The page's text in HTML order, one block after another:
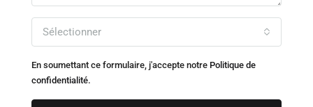
Sélectionner
En soumettant ce formulaire, j'accepte notre Politique de
confidentialité.